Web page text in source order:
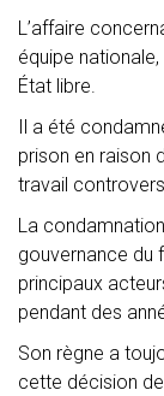
L’affaire
équipe
État libre.
Il a été
prison en raison
travail
La
gouvernance du
principaux
pendant des
Son règne a
cette décision